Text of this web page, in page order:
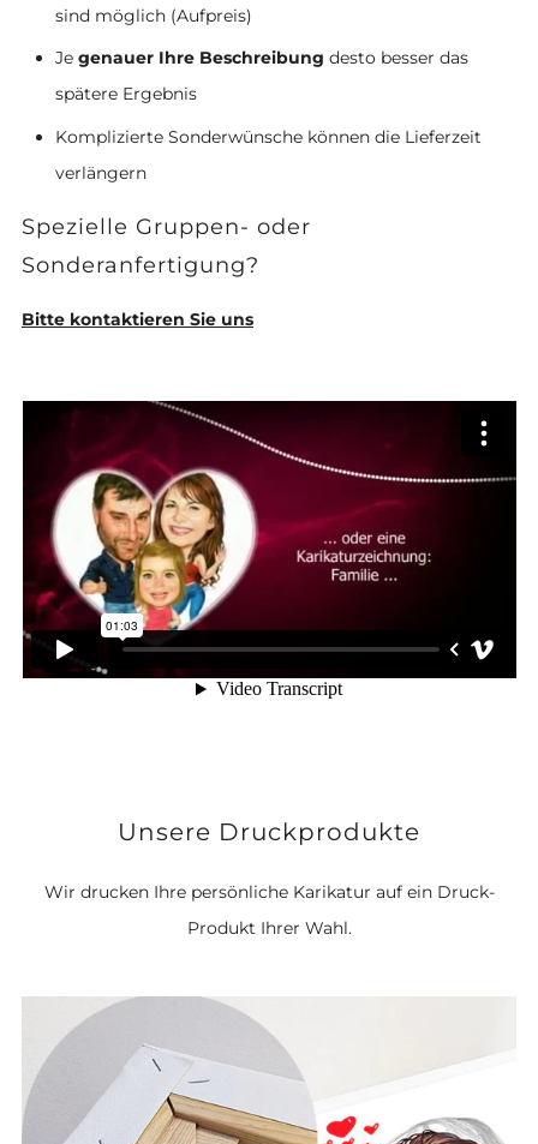
sind möglich (Aufpreis)
Je genauer Ihre Beschreibung desto besser das
spätere Ergebnis
Komplizierte Sonderwünsche können die Lieferzeit
verlängern
Spezielle Gruppen- oder
Sonderanfertigung?
Bitte kontaktieren Sie uns
Unsere Druckprodukte
Wir drucken Ihre persönliche Karikatur auf ein Druck-
Produkt Ihrer Wahl.